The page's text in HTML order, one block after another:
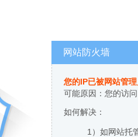
网站防火墙
您的IP已被网站管
可能原因：您的访
如何解决：
1）如网站托